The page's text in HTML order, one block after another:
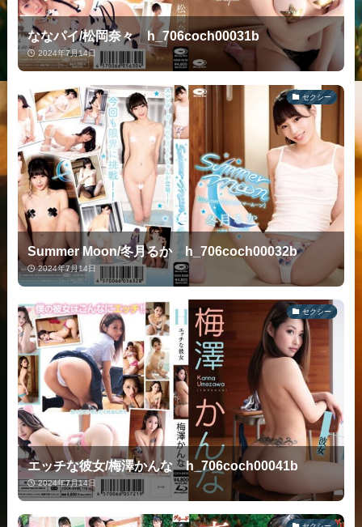
ななパイ/松岡奈々 h_706coch00031b
2024年7月14日
セクシー
Summer Moon/冬月るか h_706coch00032b
2024年7月14日
セクシー
エッチな彼女/梅澤かんな h_706coch00041b
2024年7月14日